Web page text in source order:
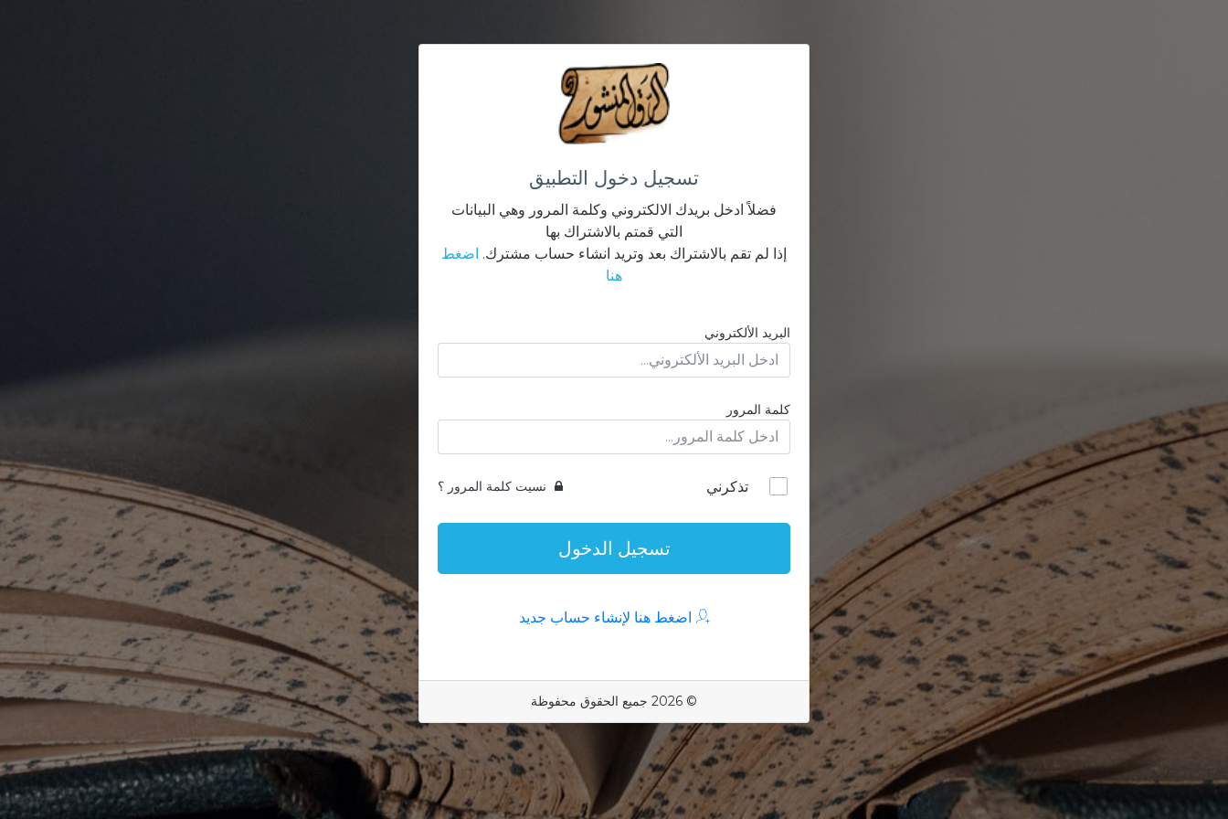
تسجيل دخول التطبيق
فضلاً ادخل بريدك الالكتروني وكلمة المرور وهي البيانات
التي قمتم بالاشتراك بها
إذا لم تقم بالاشتراك بعد وتريد انشاء حساب مشترك. اضغط
هنا
البريد الألكتروني
كلمة المرور
تذكرني نسيت كلمة المرور ؟
تسجيل الدخول
اضغط هنا لإنشاء حساب جديد
© 2026 جميع الحقوق محفوظة